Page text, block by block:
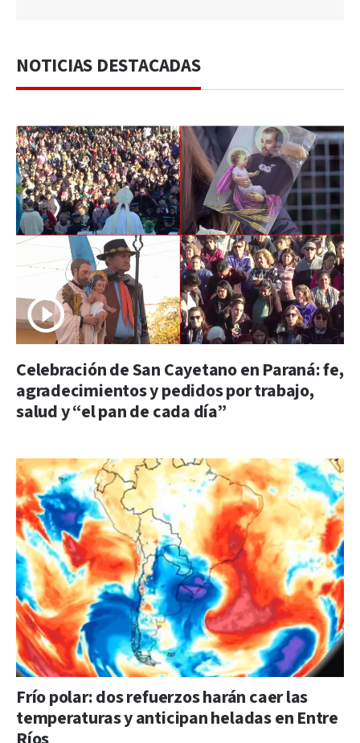
NOTICIAS DESTACADAS
Celebración de San Cayetano en Paraná: fe,
agradecimientos y pedidos por trabajo,
salud y “el pan de cada día”
Frío polar: dos refuerzos harán caer las
temperaturas y anticipan heladas en Entre